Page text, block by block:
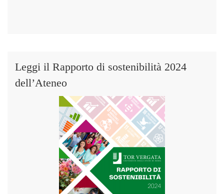
Leggi il Rapporto di sostenibilità 2024
dell’Ateneo